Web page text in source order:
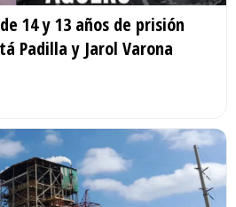
14 y 13 años de prisión
Padilla y Jarol Varona